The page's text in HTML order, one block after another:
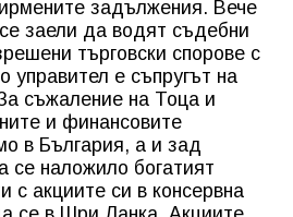
задължения. Вече
заели да водят съдебни
търговски спорове с
управител е съпругът на
съжаление на Тоца и
и финансовите
в България, а и зад
се наложило богатият
с акциите си в консервна